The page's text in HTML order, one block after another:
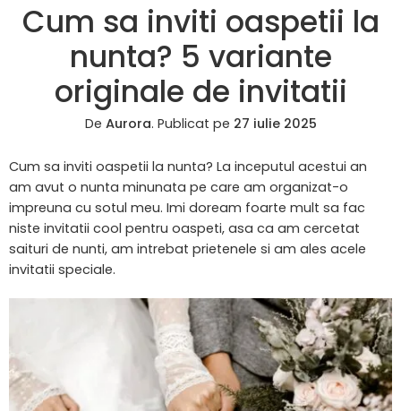
Cum sa inviti oaspetii la
nunta? 5 variante
originale de invitatii
De Aurora. Publicat pe 27 iulie 2025
Cum sa inviti oaspetii la nunta? La inceputul acestui an
am avut o nunta minunata pe care am organizat-o
impreuna cu sotul meu. Imi doream foarte mult sa fac
niste invitatii cool pentru oaspeti, asa ca am cercetat
saituri de nunti, am intrebat prietenele si am ales acele
invitatii speciale.